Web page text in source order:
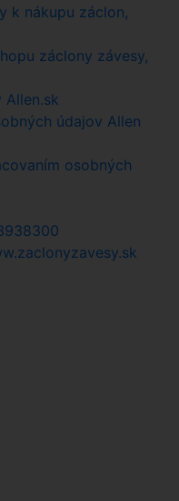
k nákupu záclon,
záclony závesy,
Allen.sk
údajov Allen
osobných